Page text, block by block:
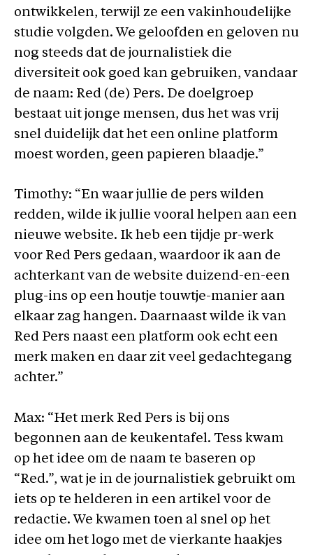
ontwikkelen, terwijl ze een vakinhoudelijke
studie volgden. We geloofden en geloven nu
nog steeds dat de journalistiek die
diversiteit ook goed kan gebruiken, vandaar
de naam: Red (de) Pers. De doelgroep
bestaat uit jonge mensen, dus het was vrij
snel duidelijk dat het een online platform
moest worden, geen papieren blaadje.”
Timothy: “En waar jullie de pers wilden
redden, wilde ik jullie vooral helpen aan een
nieuwe website. Ik heb een tijdje pr-werk
voor Red Pers gedaan, waardoor ik aan de
achterkant van de website duizend-en-een
plug-ins op een houtje touwtje-manier aan
elkaar zag hangen. Daarnaast wilde ik van
Red Pers naast een platform ook echt een
merk maken en daar zit veel gedachtegang
achter.”
Max: “Het merk Red Pers is bij ons
begonnen aan de keukentafel. Tess kwam
op het idee om de naam te baseren op
“Red.”, wat je in de journalistiek gebruikt om
iets op te helderen in een artikel voor de
redactie. We kwamen toen al snel op het
idee om het logo met de vierkante haakjes